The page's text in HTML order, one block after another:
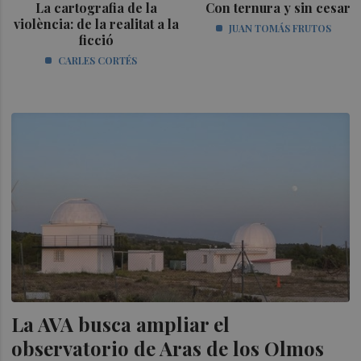
La cartografia de la
violència: de la realitat a la
ficció
CARLES CORTÉS
Con ternura y sin cesar
JUAN TOMÁS FRUTOS
La AVA busca ampliar el
observatorio de Aras de los Olmos